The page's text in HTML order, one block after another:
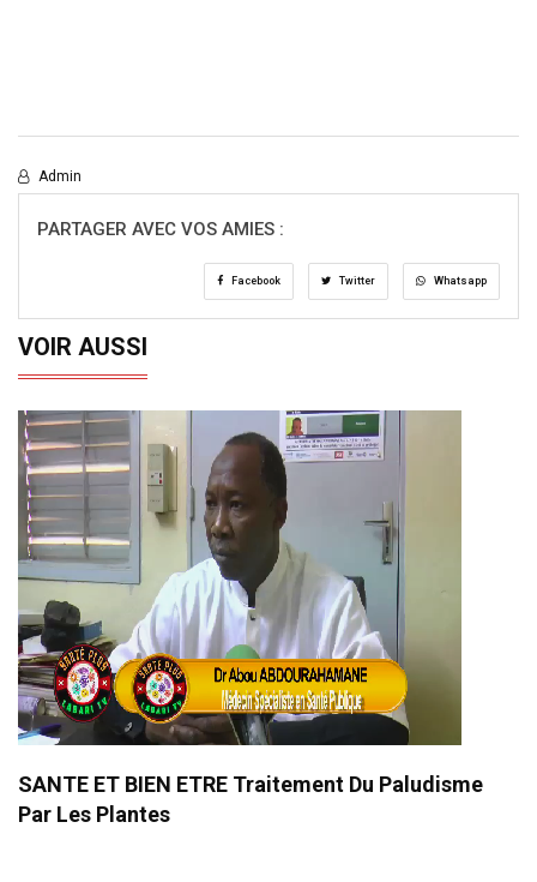
Admin
PARTAGER AVEC VOS AMIES :
Facebook Twitter Whatsapp
VOIR AUSSI
SANTE ET BIEN ETRE Traitement Du Paludisme
Par Les Plantes